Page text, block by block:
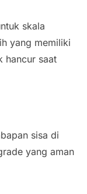
skala
yang memiliki
hancur saat
sisa di
yang aman